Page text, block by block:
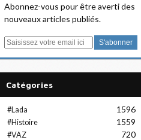
Abonnez-vous pour être averti des
nouveaux articles publiés.
E
Catégories
#Lada 1596
#Histoire 1559
#VAZ 720